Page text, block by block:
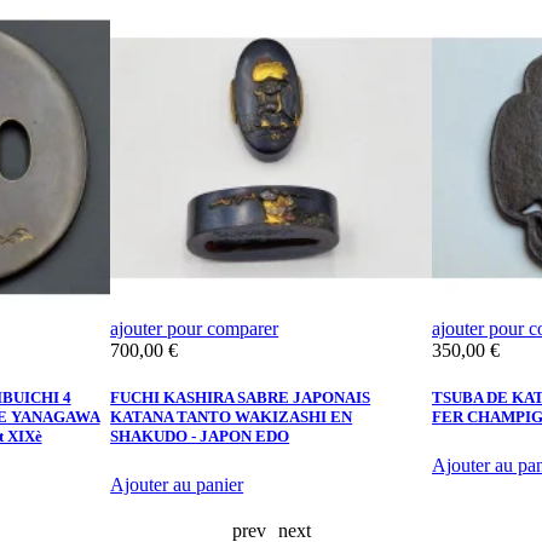
4
YANAGAWA
XIXè
ajouter pour comparer
Prix
700,00 €
FUCHI KASHIRA SABRE JAPONAIS
KATANA TANTO WAKIZASHI EN
SHAKUDO - JAPON EDO
Ajouter au panier
ajouter pour
Prix
350,00 €
TSUBA DE
FER
Ajouter au
prev next